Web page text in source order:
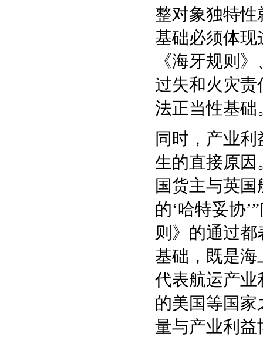
整对象独特
基础必须体
《海牙规则
过失和火灾责
法正当性基础
同时，产业
生的直接原因
国货主与英
的‘哈特妥协
则》的通过
基础，既是
代表航运产业
的美国等国
量与产业利益